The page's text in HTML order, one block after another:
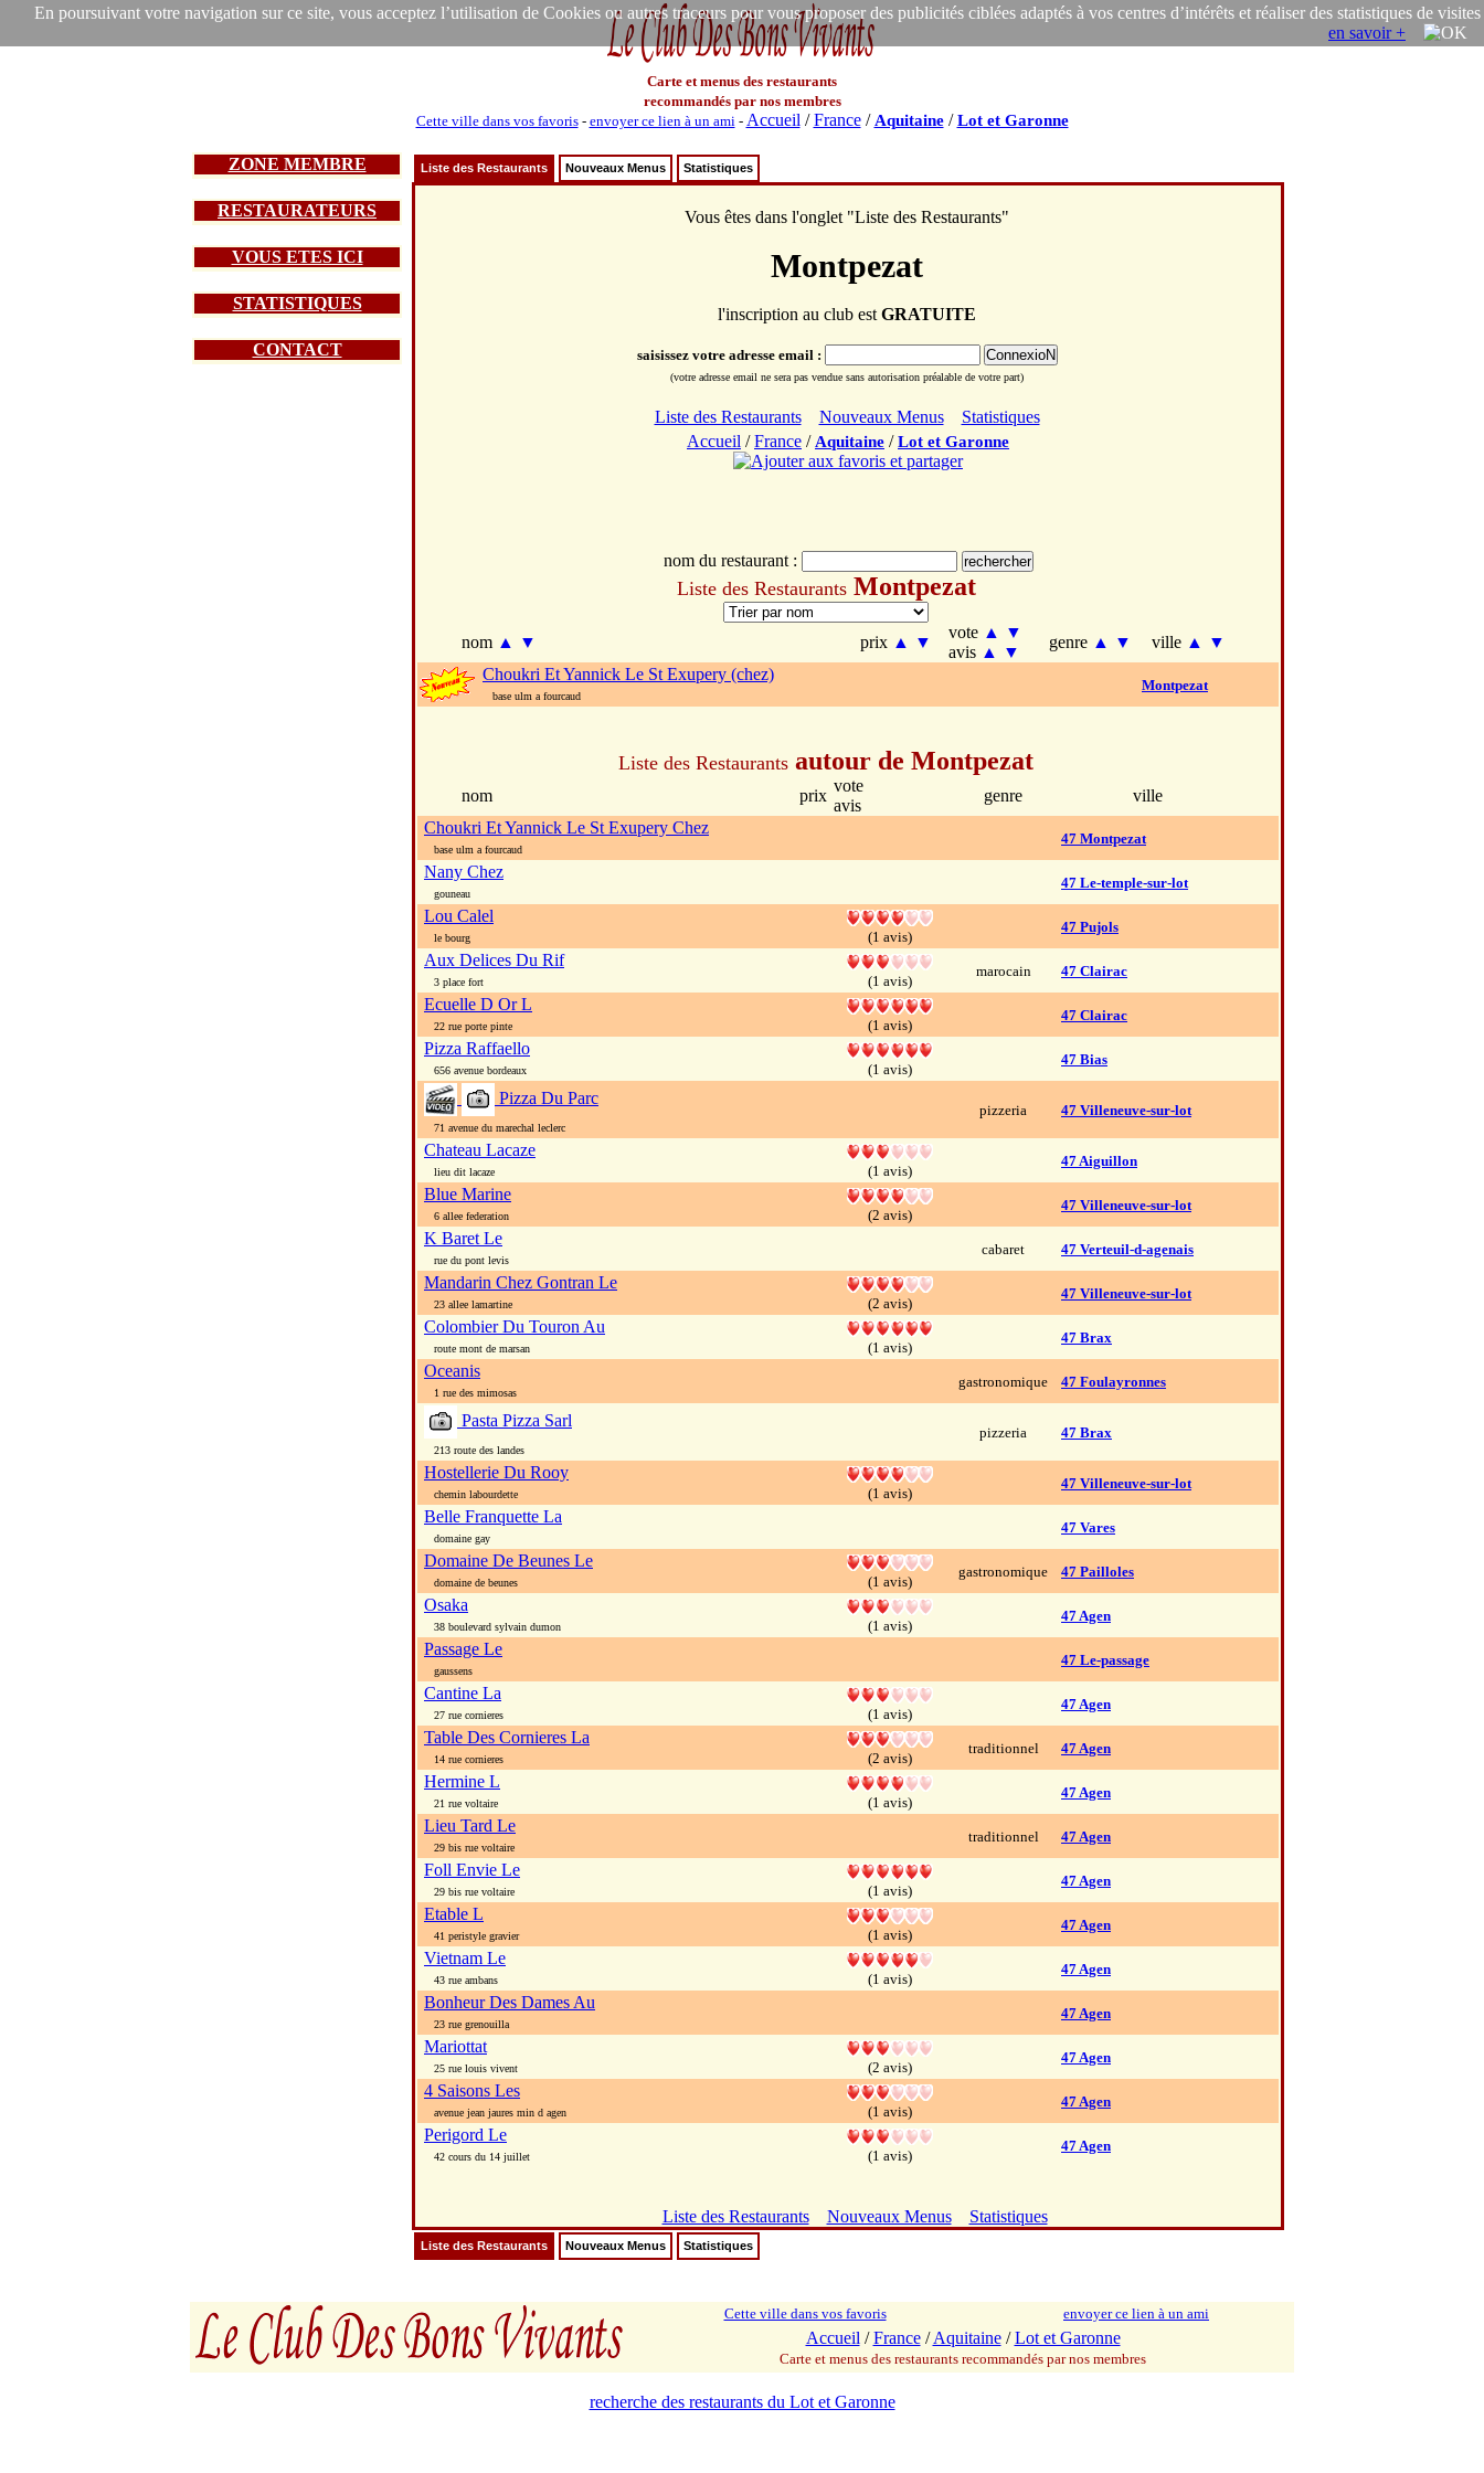
En poursuivant votre navigation sur ce site, vous acceptez l’utilisation de Cookies ou autres traceurs pour vous proposer des publicités ciblées adaptés à vos centres d’intérêts et réaliser des statistiques de visites
en savoir +
Carte et menus des restaurants
recommandés par nos membres
Cette ville dans vos favoris- envoyer ce lien à un ami- Accueil /France/ Aquitaine/Lot et Garonne
ZONE MEMBRE
RESTAURATEURS
VOUS ETES ICI
STATISTIQUES
CONTACT
Liste des Restaurants Nouveaux Menus Statistiques
Vous êtes dans l'onglet "Liste des Restaurants"
Montpezat
l'inscription au club est GRATUITE
saisissez votre adresse email :
(votre adresse email ne sera pas vendue sans autorisation préalable de votre part)
Liste des Restaurants Nouveaux Menus
Statistiques
Accueil /France / Aquitaine /Lot et Garonne
nom du restaurant :
Liste des Restaurants Montpezat
nom ▲ ▼ prix ▲ ▼
vote ▲
▼
avis ▲ ▼
genre ▲ ▼ ville ▲
▼
Choukri Et Yannick Le St Exupery (chez)
base ulm a fourcaud
Montpezat
Liste des Restaurants autour de Montpezat
nom prix
vote
avis
genre
ville
Choukri Et Yannick Le St Exupery Chez
base ulm a fourcaud
47 Montpezat
Nany Chez
gouneau
47 Le-temple-sur-lot
Lou Calel
le bourg (1 avis)
47 Pujols
Aux Delices Du Rif
3 place fort (1 avis)
marocain 47 Clairac
Ecuelle D Or L
22 rue porte pinte (1 avis)
47 Clairac
Pizza Raffaello
656 avenue bordeaux (1 avis)
47 Bias
Pizza Du Parc
71 avenue du marechal leclerc
pizzeria 47 Villeneuve-sur-lot
Chateau Lacaze
lieu dit lacaze (1 avis)
47 Aiguillon
Blue Marine
6 allee federation (2 avis)
47 Villeneuve-sur-lot
K Baret Le
rue du pont levis
cabaret 47 Verteuil-d-agenais
Mandarin Chez Gontran Le
23 allee lamartine (2 avis)
47 Villeneuve-sur-lot
Colombier Du Touron Au
route mont de marsan (1 avis)
47 Brax
Oceanis
1 rue des mimosas
gastronomique 47 Foulayronnes
Pasta Pizza Sarl
213 route des landes
pizzeria 47 Brax
Hostellerie Du Rooy
chemin labourdette (1 avis)
47 Villeneuve-sur-lot
Belle Franquette La
domaine gay
47 Vares
Domaine De Beunes Le
domaine de beunes (1 avis)
gastronomique 47 Pailloles
Osaka
38 boulevard sylvain dumon (1 avis)
47 Agen
Passage Le
gaussens
47 Le-passage
Cantine La
27 rue cornieres (1 avis)
47 Agen
Table Des Cornieres La
14 rue cornieres (2 avis)
traditionnel 47 Agen
Hermine L
21 rue voltaire (1 avis)
47 Agen
Lieu Tard Le
29 bis rue voltaire
traditionnel 47 Agen
Foll Envie Le
29 bis rue voltaire (1 avis)
47 Agen
Etable L
41 peristyle gravier (1 avis)
47 Agen
Vietnam Le
43 rue ambans (1 avis)
47 Agen
Bonheur Des Dames Au
23 rue grenouilla
47 Agen
Mariottat
25 rue louis vivent (2 avis)
47 Agen
4 Saisons Les
avenue jean jaures min d agen (1 avis)
47 Agen
Perigord Le
42 cours du 14 juillet (1 avis)
47 Agen
Liste des Restaurants Nouveaux Menus Statistiques
Liste des Restaurants Nouveaux Menus Statistiques
Cette ville dans vos favoris envoyer ce lien à un ami
Accueil /France/Aquitaine/Lot et Garonne
Carte et menus des restaurants recommandés par nos membres
recherche des restaurants du Lot et Garonne